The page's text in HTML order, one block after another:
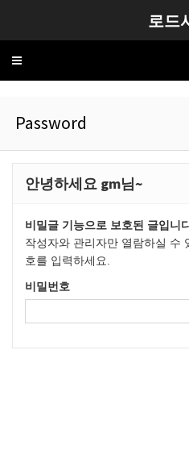
로드
Toggle
Password
안녕하세요 gm님~
비밀글 기능으로 보호된 글입니
작성자와 관리자만 열람하실 수
호를 입력하세요.
비밀번호